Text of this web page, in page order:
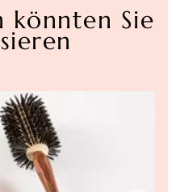
könnten Sie